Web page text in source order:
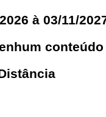
à 03/11/